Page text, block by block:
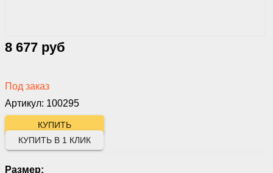
8 677 руб
Под заказ
Артикул: 100295
Размер:
КУПИТЬ В 1 КЛИК